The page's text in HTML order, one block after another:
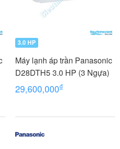
3.0 HP
Máy lạnh áp trần Panasonic
D28DTH5 3.0 HP (3 Ngựa)
29,600,000₫